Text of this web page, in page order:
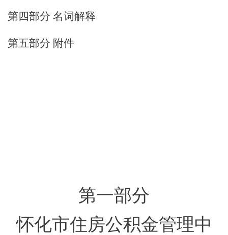
第四部分 名词解释
第五部分 附件
第一部分
怀化市住房公积金管理中